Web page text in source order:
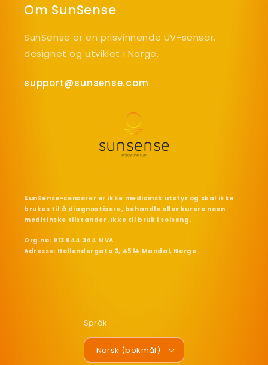
Om SunSense
SunSense er en prisvinnende UV-sensor,
designet og utviklet i Norge.
support@sunsense.com
SunSense-sensorer er ikke medisinsk utstyr og skal ikke
brukes til å diagnostisere, behandle eller kurere noen
medisinske tilstander. Ikke til bruk i solseng.
Org.no: 913 644 344 MVA
Adresse: Hollendergata 3, 4514 Mandal, Norge
Språk
Norsk (bokmål)